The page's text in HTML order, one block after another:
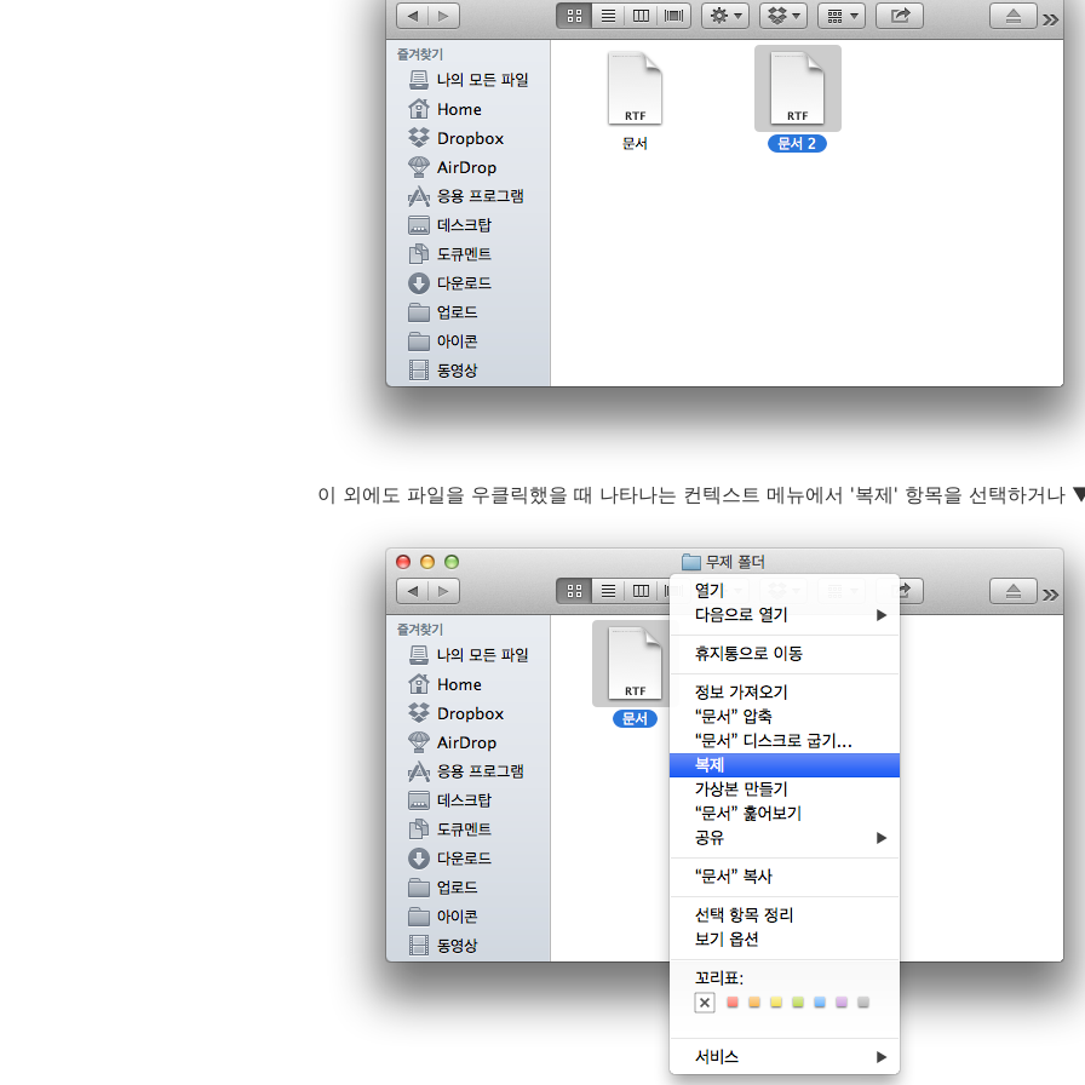
이 외에도 파일을 우클릭했을 때 나타나는 컨텍스트 메뉴에서 '복제' 항목을 선택하거나